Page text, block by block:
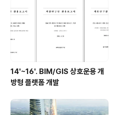
14'~16'. BIM/GIS 상호운용 개
방형 플랫폼 개발